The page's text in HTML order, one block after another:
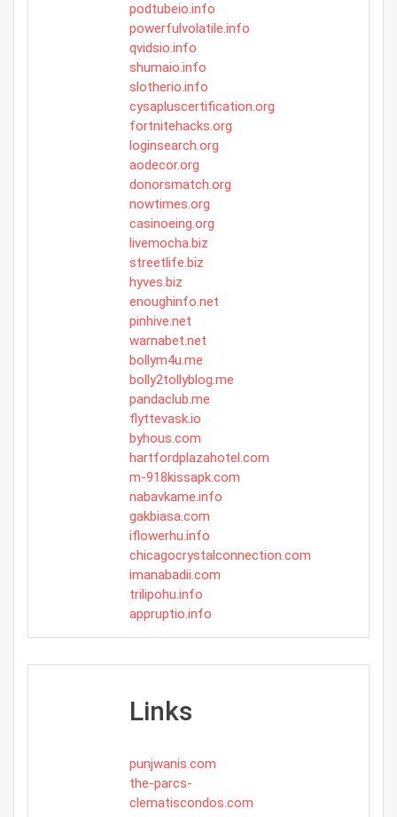
podtubeio.info
powerfulvolatile.info
qvidsio.info
shumaio.info
slotherio.info
cysapluscertification.org
fortnitehacks.org
loginsearch.org
aodecor.org
donorsmatch.org
nowtimes.org
casinoeing.org
livemocha.biz
streetlife.biz
hyves.biz
enoughinfo.net
pinhive.net
warnabet.net
bollym4u.me
bolly2tollyblog.me
pandaclub.me
flyttevask.io
byhous.com
hartfordplazahotel.com
m-918kissapk.com
nabavkame.info
gakbiasa.com
iflowerhu.info
chicagocrystalconnection.com
imanabadii.com
trilipohu.info
appruptio.info
Links
punjwanis.com
the-parcs-
clematiscondos.com